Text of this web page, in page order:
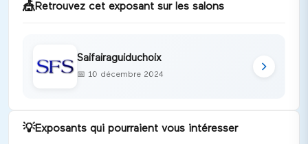
🎪Retrouvez cet exposant sur les salons
Saifairaguiduchoix
📅 10 décembre 2024
💡Exposants qui pourraient vous intéresser